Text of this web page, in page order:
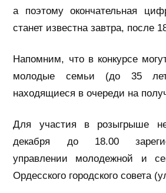
а поэтому окончательная
станет известна завтра, после
Напомним, что вконкурсе
молодые семьи (до 35 лет
находящиеся в очереди на
Для участия в розыгрыше
декабря до 18.00
управлении молодежной и
Ордесского городского совета